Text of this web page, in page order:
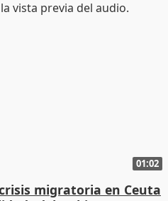
01:02
migratoria en Ceuta